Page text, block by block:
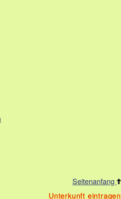
Seitenanfang
Unterkunft eintragen